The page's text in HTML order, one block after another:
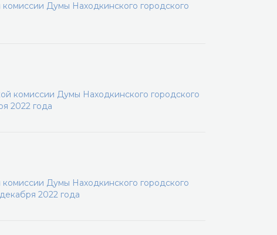
комиссии Думы Находкинского городского
комиссии Думы Находкинского городского
2022 года
комиссии Думы Находкинского городского
2022 года